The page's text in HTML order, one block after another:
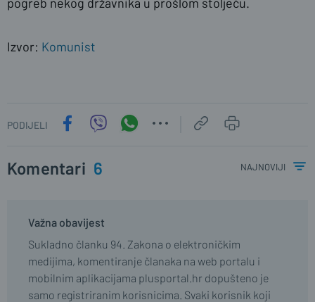
Izvor: Komunist
PODIJELI
Komentari 6 najnoviji
Važna obavijest
Sukladno članku 94. Zakona o elektroničkim
medijima, komentiranje članaka na web portalu i
mobilnim aplikacijama plusportal.hr dopušteno je
samo registriranim korisnicima. Svaki korisnik koji